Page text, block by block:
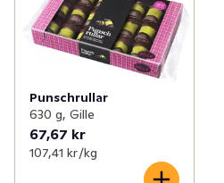
Punschrullar
630 g, Gille
67,67 kr
107,41 kr /kg